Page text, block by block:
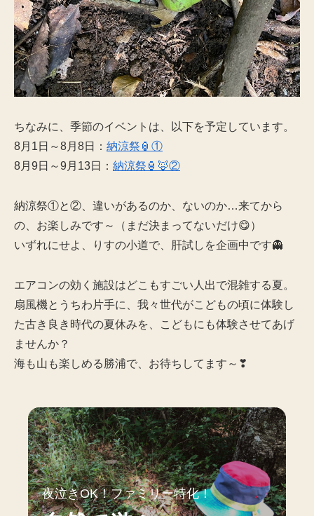
ちなみに、季節のイベントは、以下を予定しています。
8月1日～8月8日： 納涼祭🏮①
8月9日～9月13日： 納涼祭🏮🦊②
納涼祭①と②、違いがあるのか、ないのか…来てから
の、お楽しみです～（まだ決まってないだけ😋）
いずれにせよ、りすの小道で、肝試しを企画中です👻
エアコンの効く施設はどこもすごい人出で混雑する夏。
扇風機とうちわ片手に、我々世代がこどもの頃に体験し
た古き良き時代の夏休みを、こどもにも体験させてあげ
ませんか？
海も山も楽しめる勝浦で、お待ちしてます～❣
夜泣きOK！ファミリー特化！